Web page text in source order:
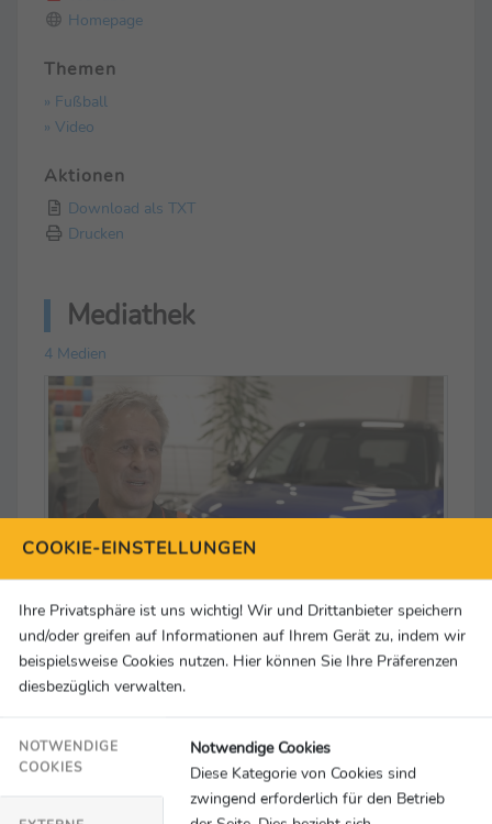
Homepage
Themen
» Fußball
» Video
Aktionen
Download als TXT
Drucken
Mediathek
4 Medien
Exklusiv-Interview mit Pierre Littbarski zur
Heim-EM 2024
COOKIE-EINSTELLUNGEN
Ihre Privatsphäre ist uns wichtig! Wir und Drittanbieter speichern
und/oder greifen auf Informationen auf Ihrem Gerät zu, indem wir
beispielsweise Cookies nutzen. Hier können Sie Ihre Präferenzen
diesbezüglich verwalten.
NOTWENDIGE
COOKIES
Notwendige Cookies
Diese Kategorie von Cookies sind
zwingend erforderlich für den Betrieb